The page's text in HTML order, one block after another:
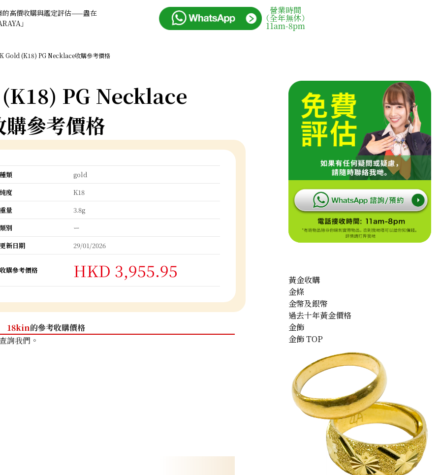
的高價收購與鑑定評估——盡在
」
營業時間
（全年無休）
11am-8pm
Gold (K18) PG Necklace收購參考價格
PG Necklace
購參考價格
種類
gold
純度
K18
重量
3.8g
類別
ー
更新日期
29/01/2026
收購參考價格 HKD 3,955.95
18kin的參考收購價格
詢我們。
黃金收購
金條
金幣及銀幣
過去十年黃金價格
金飾
金飾 TOP